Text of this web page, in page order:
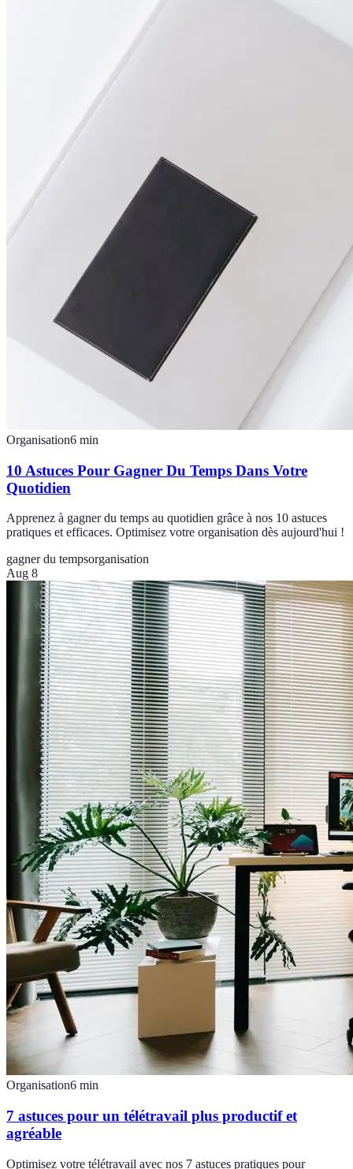
Organisation6 min
10 Astuces Pour Gagner Du Temps Dans Votre
Quotidien
Apprenez à gagner du temps au quotidien grâce à nos 10 astuces
pratiques et efficaces. Optimisez votre organisation dès aujourd'hui !
gagner du tempsorganisation
Aug 8
Organisation6 min
7 astuces pour un télétravail plus productif et
agréable
Optimisez votre télétravail avec nos 7 astuces pratiques pour